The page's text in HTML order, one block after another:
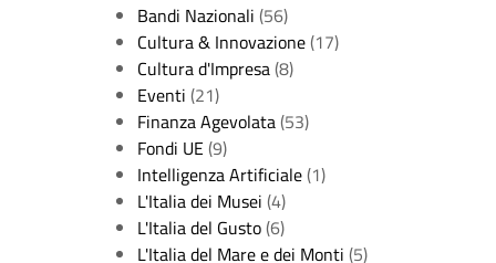
Bandi Nazionali (56)
Cultura & Innovazione(17)
Cultura d'Impresa(8)
Eventi (21)
Finanza Agevolata(53)
Fondi UE(9)
Intelligenza Artificiale(1)
L'Italia dei Musei (4)
L'Italia del Gusto(6)
L'Italia del Mare e dei Monti (5)